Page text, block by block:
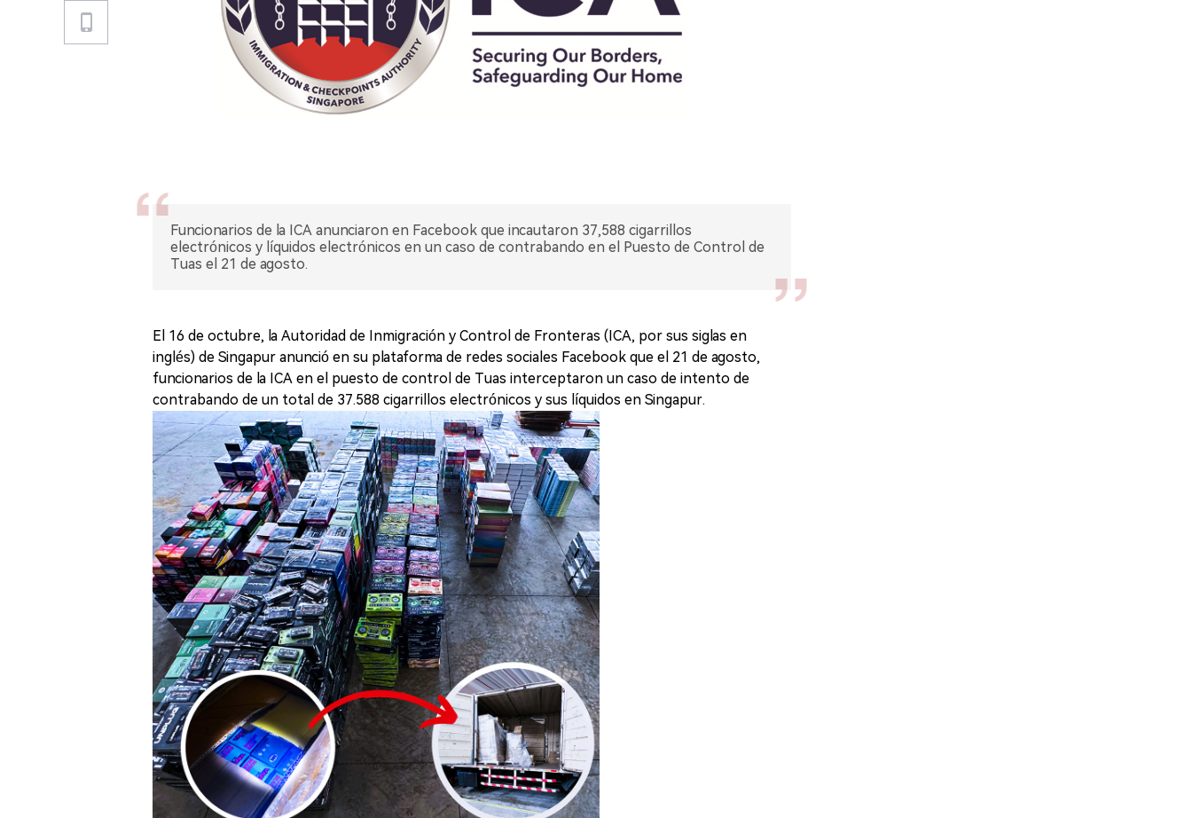
Funcionarios de la ICA anunciaron en Facebook que incautaron 37,588 cigarrillos
electrónicos y líquidos electrónicos en un caso de contrabando en el Puesto de Control de
Tuas el 21 de agosto.
El 16 de octubre, la Autoridad de Inmigración y Control de Fronteras (ICA, por sus siglas en
inglés) de Singapur anunció en su plataforma de redes sociales Facebook que el 21 de agosto,
funcionarios de la ICA en el puesto de control de Tuas interceptaron un caso de intento de
contrabando de un total de 37.588 cigarrillos electrónicos y sus líquidos en Singapur.